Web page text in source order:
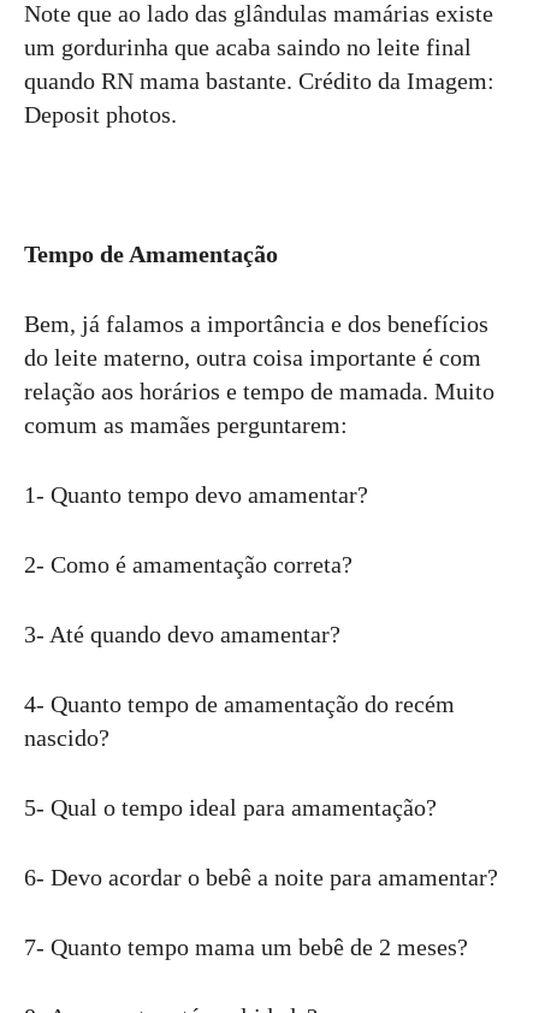
Note que ao lado das glândulas mamárias existe
um gordurinha que acaba saindo no leite final
quando RN mama bastante. Crédito da Imagem:
Deposit photos.
Tempo de Amamentação
Bem, já falamos a importância e dos benefícios
do leite materno, outra coisa importante é com
relação aos horários e tempo de mamada. Muito
comum as mamães perguntarem:
1- Quanto tempo devo amamentar?
2- Como é amamentação correta?
3- Até quando devo amamentar?
4- Quanto tempo de amamentação do recém
nascido?
5- Qual o tempo ideal para amamentação?
6- Devo acordar o bebê a noite para amamentar?
7- Quanto tempo mama um bebê de 2 meses?